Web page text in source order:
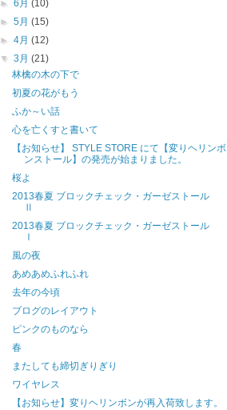
►6月(10)
►5月(15)
►4月(12)
▼3月(21)
林檎の木の下で
初夏の花がもう
ふか～い話
心を亡くすと書いて
【お知らせ】 STYLE STORE にて【変りヘリンボ
ンストール】の発売が始まりました。
桜よ
2013春夏 ブロックチェック・ガーゼストール
Ⅱ
2013春夏 ブロックチェック・ガーゼストール
Ⅰ
風の夜
あめあめふれふれ
去年の今頃
ブログのレイアウト
ピンクのものなら
春
またしても締切ぎりぎり
ワイヤレス
【お知らせ】変りヘリンボンが再入荷致します。